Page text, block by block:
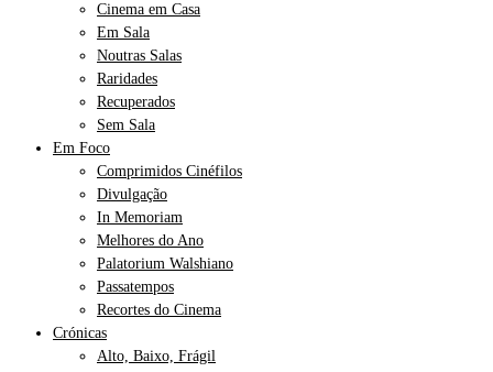
Cinema em Casa
Em Sala
Noutras Salas
Raridades
Recuperados
Sem Sala
Em Foco
Comprimidos Cinéfilos
Divulgação
In Memoriam
Melhores do Ano
Palatorium Walshiano
Passatempos
Recortes do Cinema
Crónicas
Alto, Baixo, Frágil